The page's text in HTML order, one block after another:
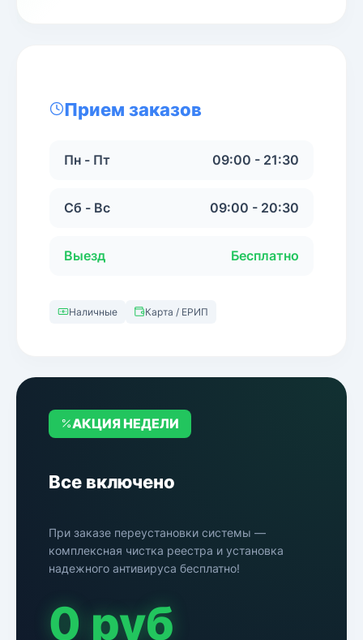
Прием заказов
Пн - Пт 09:00 - 21:30
Сб - Вс 09:00 - 20:30
Выезд Бесплатно
Наличные Карта / ЕРИП
АКЦИЯ НЕДЕЛИ
Все включено
При заказе переустановки системы —
комплексная чистка реестра и установка
надежного антивируса бесплатно!
0 руб